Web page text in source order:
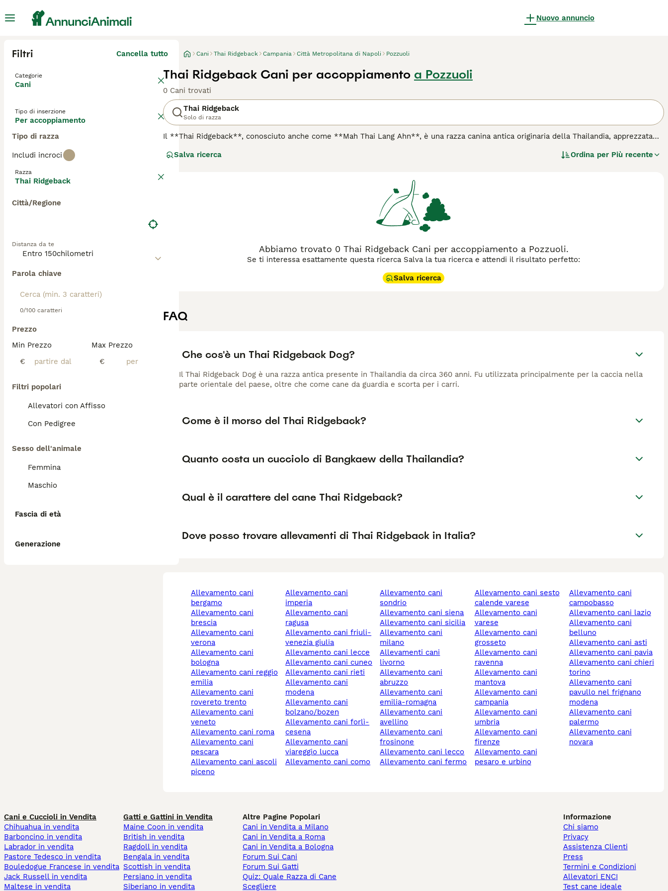
Nuovo annuncio
Filtri Cancella tutto
Categorie
Cani
Tipo di inserzione
Per accoppiamento
Tipo di razza
Includi incroci
Razza
Thai Ridgeback
Città/Regione
Distanza da te
Parola chiave
0/100 caratteri
Prezzo
Min Prezzo
€
Max Prezzo
€
Filtri popolari
Allevatori con Affisso
Con Pedigree
Sesso dell'animale
Femmina
Maschio
Fascia di età
Generazione
Cani Thai Ridgeback Campania Città Metropolitana di Napoli Pozzuoli
Thai Ridgeback Cani per accoppiamento a Pozzuoli
0 Cani trovati
Thai Ridgeback
Solo di razza
Il **Thai Ridgeback**, conosciuto anche come **Mah Thai Lang Ahn**, è una razza canina antica originaria della Thailandia, apprezzata
caccia, guardiano e compagno nelle aree rurali thailandesi. Il tratto distintivo del Thai Ridgeback è la cresta di pelo che corre lungo la
muscoloso, atletico, con un mantello corto e liscio che può presentarsi in diverse tonalità: blu, nero, rosso e fulvo, spesso accompagnato
da una maschera nera, soprattutto nei colori rosso e fulvo. Il temperamento del **ridgeback thailandese** è intelligente, indipendente e
molto leale; è un cane protettivo e riservato verso gli estranei, che necessita di una socializzazione precoce per evitare comportamenti
aggressivi. Adatto a proprietari esperti che possono garantire un’attività fisica intensa e addestramento costante, il **Thai Ridgeback** è
un eccellente compagno per chi ha uno stile di vita attivo e cerca un guardiano fedele. Parole chiave rilevanti includono “thai ridgeback
prezzo”, “thai ridgeback temperamento”, “cuccioli thai ridgeback” e “thai ridgeback vendita”.
Salva ricerca Ordina per Più recente
Abbiamo trovato 0 Thai Ridgeback Cani per accoppiamento a Pozzuoli.
Se ti interessa esattamente questa ricerca Salva la tua ricerca e attendi il risultato perfetto:
Salva ricerca
FAQ
Che cos'è un Thai Ridgeback Dog?
Il Thai Ridgeback Dog è una razza antica presente in Thailandia da circa 360 anni. Fu utilizzata principalmente per la caccia nella
parte orientale del paese, oltre che come cane da guardia e scorta per i carri.
Come è il morso del Thai Ridgeback?
Quanto costa un cucciolo di Bangkaew della Thailandia?
Qual è il carattere del cane Thai Ridgeback?
Dove posso trovare allevamenti di Thai Ridgeback in Italia?
allevamento cani
bergamo
allevamento cani
brescia
allevamento cani
verona
allevamento cani
bologna
allevamento cani reggio
emilia
allevamento cani
rovereto trento
allevamento cani
veneto
allevamento cani roma
allevamento cani
pescara
allevamento cani ascoli
piceno
allevamento cani
imperia
allevamento cani
ragusa
allevamento cani friuli-
venezia giulia
allevamento cani lecce
allevamento cani cuneo
allevamento cani rieti
allevamento cani
modena
allevamento cani
bolzano/bozen
allevamento cani forlì-
cesena
allevamento cani
viareggio lucca
allevamento cani como
allevamento cani
sondrio
allevamento cani siena
allevamento cani sicilia
allevamento cani
milano
allevamenti cani
livorno
allevamento cani
abruzzo
allevamento cani
emilia-romagna
allevamento cani
avellino
allevamento cani
frosinone
allevamento cani lecco
allevamento cani fermo
allevamento cani sesto
calende varese
allevamento cani
varese
allevamento cani
grosseto
allevamento cani
ravenna
allevamento cani
mantova
allevamento cani
campania
allevamento cani
umbria
allevamento cani
firenze
allevamento cani
pesaro e urbino
allevamento cani
campobasso
allevamento cani lazio
allevamento cani
belluno
allevamento cani asti
allevamento cani pavia
allevamento cani chieri
torino
allevamento cani
pavullo nel frignano
modena
allevamento cani
palermo
allevamento cani
novara
Cani e Cuccioli in Vendita
Chihuahua in vendita
Barboncino in vendita
Labrador in vendita
Pastore Tedesco in vendita
Bouledogue Francese in vendita
Jack Russell in vendita
Maltese in vendita
Gatti e Gattini in Vendita
Maine Coon in vendita
British in vendita
Ragdoll in vendita
Bengala in vendita
Scottish in vendita
Persiano in vendita
Siberiano in vendita
Altre Pagine Popolari
Cani in Vendita a Milano
Cani in Vendita a Roma
Cani in Vendita a Bologna
Forum Sui Cani
Forum Sui Gatti
Quiz: Quale Razza di Cane
Scegliere
Informazione
Chi siamo
Privacy
Assistenza Clienti
Press
Termini e Condizioni
Allevatori ENCI
Test cane ideale